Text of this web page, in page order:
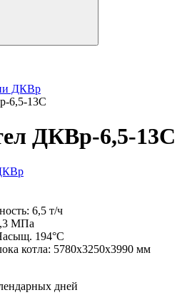
ДКВр
6,5-13С
ДКВр-6,5-13С
6,5 т/ч
МПа
194°С
котла: 5780х3250х3990 мм
дней